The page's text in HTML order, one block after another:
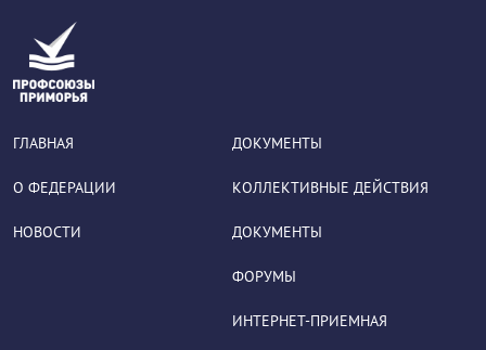
ГЛАВНАЯ
О ФЕДЕРАЦИИ
НОВОСТИ
ДОКУМЕНТЫ
КОЛЛЕКТИВНЫЕ ДЕЙСТВИЯ
ДОКУМЕНТЫ
ФОРУМЫ
ИНТЕРНЕТ-ПРИЕМНАЯ